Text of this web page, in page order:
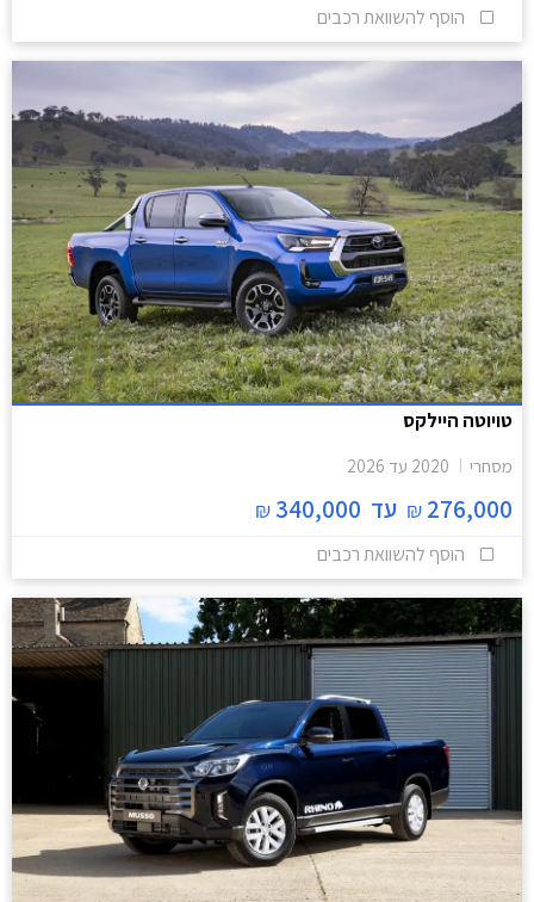
הוסף להשוואת רכבים
טויוטה היילקס
מסחרי 2020 עד 2026
276,000
₪ עד 340,000
₪
הוסף להשוואת רכבים